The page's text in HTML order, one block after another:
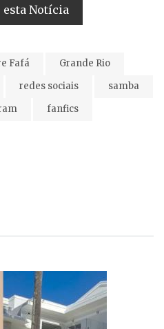
esta Notícia
Fafá
Grande Rio
redes sociais
samba
fanfics